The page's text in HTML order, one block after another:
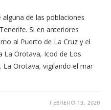
de las poblaciones
Si en anteriores
al Puerto de La Cruz y el
La Orotava, Icod de Los
La Orotava, vigilando el mar
FEBRERO 13, 2020